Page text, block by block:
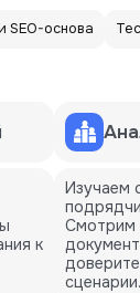
SEO-основа
к
Изучаем
Смотрим
сценарии.